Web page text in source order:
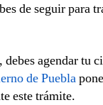
de seguir para
agendar tu
de Puebla
este trámite.